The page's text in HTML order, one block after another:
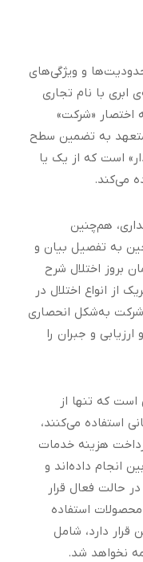
و ویژگی‌های
ابری با نام تجاری
اختصار «شرکت»
متعهد به تضمین سطح
است که از یک یا
می‌کند.
هم‌چنین
به تفصیل بیان و
بروز اختلال شرح
از انواع اختلال در
به‌شکل انحصاری
و جبران را
است که تنها از
استفاده می‌کنند،
هزینه خدمات
انجام داده‌اند و
حالت فعال قرار
محصولات استفاده
دارد، شامل
نخواهد شد.